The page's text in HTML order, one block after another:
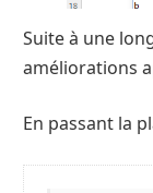
Suite à une
améliorations
En passant la